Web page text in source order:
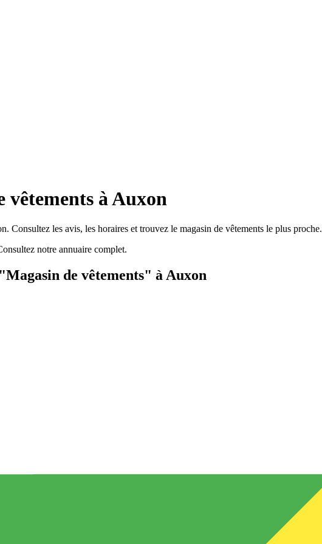
vêtements à Auxon
Consultez les avis, les horaires et trouvez le magasin de vêtements le plus proche.
notre annuaire complet.
de vêtements" à Auxon